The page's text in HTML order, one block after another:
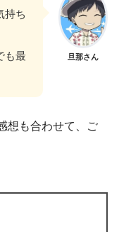
旦那さん
持ち
も最
想も合わせて、ご